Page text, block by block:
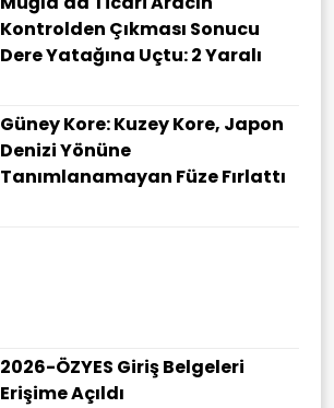
Kontrolden Çıkması Sonucu
Dere Yatağına Uçtu: 2 Yaralı
Güney Kore: Kuzey Kore, Japon
Denizi Yönüne
Tanımlanamayan Füze Fırlattı
2026-ÖZYES Giriş Belgeleri
Erişime Açıldı